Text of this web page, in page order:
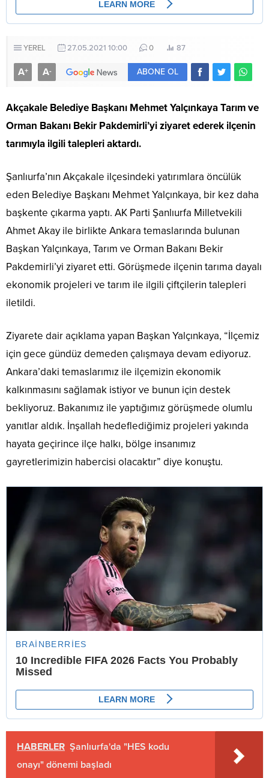
YEREL 27.05.2021 10:00 0 87
A+ A- ABONE OL
Akçakale Belediye Başkanı Mehmet Yalçınkaya Tarım ve
Orman Bakanı Bekir Pakdemirli’yi ziyaret ederek ilçenin
tarımıyla ilgili talepleri aktardı.
Şanlıurfa’nın Akçakale ilçesindeki yatırımlara öncülük
eden Belediye Başkanı Mehmet Yalçınkaya, bir kez daha
başkente çıkarma yaptı. AK Parti Şanlıurfa Milletvekili
Ahmet Akay ile birlikte Ankara temaslarında bulunan
Başkan Yalçınkaya, Tarım ve Orman Bakanı Bekir
Pakdemirli’yi ziyaret etti. Görüşmede ilçenin tarıma dayalı
ekonomik projeleri ve tarım ile ilgili çiftçilerin talepleri
iletildi.
Ziyarete dair açıklama yapan Başkan Yalçınkaya, “İlçemiz
için gece gündüz demeden çalışmaya devam ediyoruz.
Ankara’daki temaslarımız ile ilçemizin ekonomik
kalkınmasını sağlamak istiyor ve bunun için destek
bekliyoruz. Bakanımız ile yaptığımız görüşmede olumlu
yanıtlar aldık. İnşallah hedeflediğimiz projeleri yakında
hayata geçirince ilçe halkı, bölge insanımız
gayretlerimizin habercisi olacaktır” diye konuştu.
HABERLER Şanlıurfa'da "HES kodu
onayı" dönemi başladı